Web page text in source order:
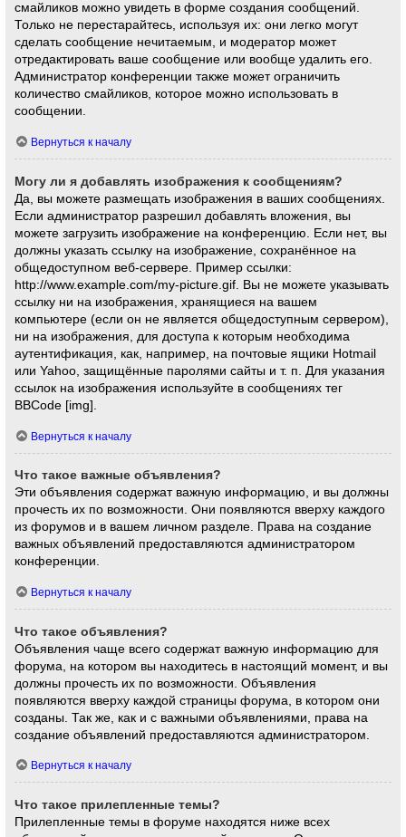
смайликов можно увидеть в форме создания сообщений.
Только не перестарайтесь, используя их: они легко могут
сделать сообщение нечитаемым, и модератор может
отредактировать ваше сообщение или вообще удалить его.
Администратор конференции также может ограничить
количество смайликов, которое можно использовать в
сообщении.
Вернуться к началу
Могу ли я добавлять изображения к сообщениям?
Да, вы можете размещать изображения в ваших сообщениях.
Если администратор разрешил добавлять вложения, вы
можете загрузить изображение на конференцию. Если нет, вы
должны указать ссылку на изображение, сохранённое на
общедоступном веб-сервере. Пример ссылки:
http://www.example.com/my-picture.gif. Вы не можете указывать
ссылку ни на изображения, хранящиеся на вашем
компьютере (если он не является общедоступным сервером),
ни на изображения, для доступа к которым необходима
аутентификация, как, например, на почтовые ящики Hotmail
или Yahoo, защищённые паролями сайты и т. п. Для указания
ссылок на изображения используйте в сообщениях тег
BBCode [img].
Вернуться к началу
Что такое важные объявления?
Эти объявления содержат важную информацию, и вы должны
прочесть их по возможности. Они появляются вверху каждого
из форумов и в вашем личном разделе. Права на создание
важных объявлений предоставляются администратором
конференции.
Вернуться к началу
Что такое объявления?
Объявления чаще всего содержат важную информацию для
форума, на котором вы находитесь в настоящий момент, и вы
должны прочесть их по возможности. Объявления
появляются вверху каждой страницы форума, в котором они
созданы. Так же, как и с важными объявлениями, права на
создание объявлений предоставляются администратором.
Вернуться к началу
Что такое прилепленные темы?
Прилепленные темы в форуме находятся ниже всех